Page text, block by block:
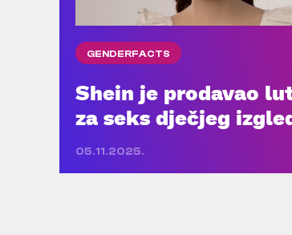
GENDERFACTS
Shein je prodavao
za seks dječjeg
05.11.2025.